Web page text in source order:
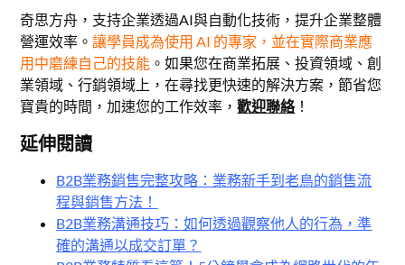
奇思方舟，支持企業透過AI與自動化技術，提升企業整體
營運效率。讓學員成為使用 AI 的專家，並在實際商業應
用中磨練自己的技能 。如果您在商業拓展、投資領域、創
業領域、行銷領域上，在尋找更快速的解決方案，節省您
寶貴的時間，加速您的工作效率，歡迎聯絡！
延伸閱讀
B2B業務銷售完整攻略：業務新手到老鳥的銷售流
程與銷售方法！
B2B業務溝通技巧：如何透過觀察他人的行為，準
確的溝通以成交訂單？